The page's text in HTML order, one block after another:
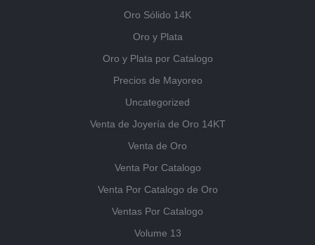
Oro Sólido 14K
Oro y Plata
Oro y Plata por Catalogo
Precios de Mayoreo
Uncategorized
Venta de Joyería de Oro 14KT
Venta de Oro
Venta Por Catalogo
Venta Por Catalogo de Oro
Ventas Por Catalogo
Volume 13